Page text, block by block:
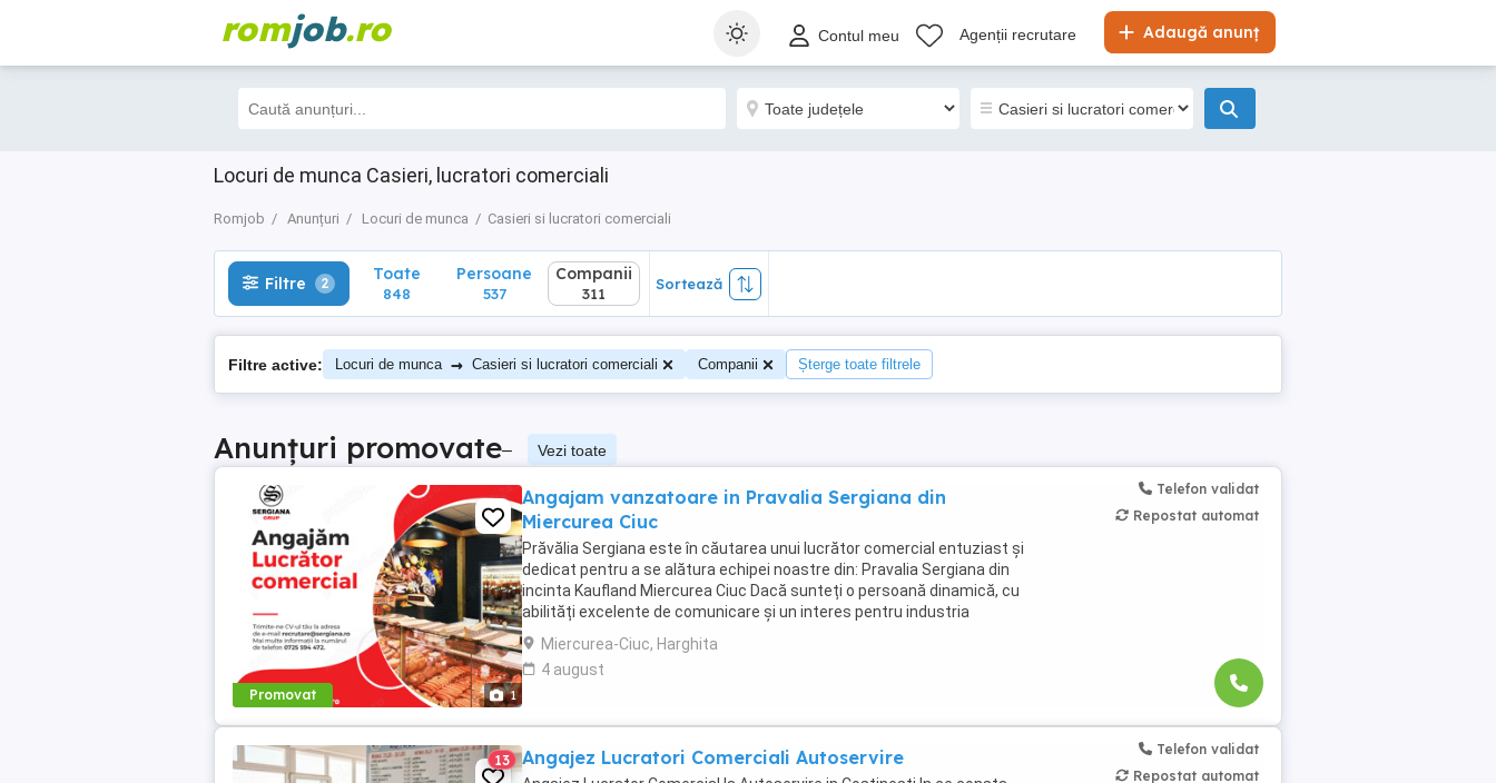
romjob.ro Adaugă anunț
Contul meu Agenții recrutare
Locuri de munca Casieri, lucratori comerciali
Romjob Anunțuri Locuri de munca Casieri si lucratori comerciali
Filtre 2 Toate
848
Filtre 2 Toate
848
Persoane
537
Companii
311
Sortează
Filtre active: Locuri de munca → Casieri si lucratori comerciali Companii Șterge toate filtrele
Anunțuri promovate– Vezi toate
Promovat 1
Angajam vanzatoare in Pravalia Sergiana din
Miercurea Ciuc
Prăvălia Sergiana este în căutarea unui lucrător comercial entuziast și
dedicat pentru a se alătura echipei noastre din: Pravalia Sergiana din
incinta Kaufland Miercurea Ciuc Dacă sunteți o persoană dinamică, cu
abilități excelente de comunicare și un interes pentru industria
alimentară si studii 12 ...
Miercurea-Ciuc, Harghita
4 august
Telefon validat
Repostat automat
13 Angajez Lucratori Comerciali Autoservire
Telefon validat
Repostat automat